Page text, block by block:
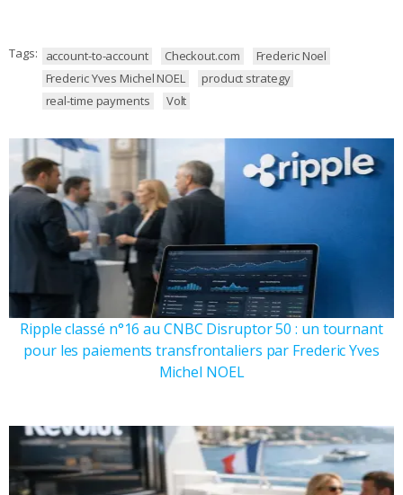
Tags: account-to-account Checkout.com
Frederic Noel
Frederic Yves Michel NOEL
product strategy
real-time payments
Volt
Ripple classé n°16 au CNBC Disruptor 50 : un tournant
pour les paiements transfrontaliers par Frederic Yves
Michel NOEL